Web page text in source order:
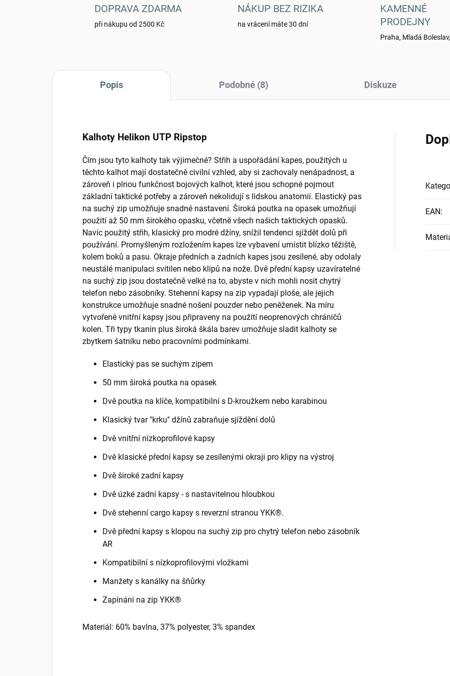
DOPRAVA ZDARMA
při nákupu od 2500 Kč
NÁKUP BEZ RIZIKA
na vrácení máte 30 dní
KAMENNÉ
PRODEJNY
Praha, Mladá
Popis Podobné (8) Diskuze
Kalhoty Helikon UTP Ripstop
Čím jsou tyto kalhoty tak výjimečné? Střih a uspořádání kapes, použitých u
těchto kalhot mají dostatečně civilní vzhled, aby si zachovaly nenápadnost, a
zároveň i plnou funkčnost bojových kalhot, které jsou schopné pojmout
základní taktické potřeby a zároveň nekolidují s lidskou anatomií. Elastický pas
na suchý zip umožňuje snadné nastavení. Široká poutka na opasek umožňují
použití až 50 mm širokého opasku, včetně všech našich taktických opasků.
Navíc použitý střih, klasický pro modré džíny, snížil tendenci sjíždět dolů při
používání. Promyšleným rozložením kapes lze vybavení umístit blízko těžiště,
kolem boků a pasu. Okraje předních a zadních kapes jsou zesílené, aby odolaly
neustálé manipulaci svítilen nebo klipů na nože. Dvě přední kapsy uzavíratelné
na suchý zip jsou dostatečně velké na to, abyste v nich mohli nosit chytrý
telefon nebo zásobníky. Stehenní kapsy na zip vypadají ploše, ale jejich
konstrukce umožňuje snadné nošení pouzder nebo peněženek. Na míru
vytvořené vnitřní kapsy jsou připraveny na použití neoprenových chráničů
kolen. Tři typy tkanin plus široká škála barev umožňuje sladit kalhoty se
zbytkem šatníku nebo pracovními podmínkami.
Elastický pas se suchým zipem
50 mm široká poutka na opasek
Dvě poutka na klíče, kompatibilní s D-kroužkem nebo karabinou
Klasický tvar "krku" džínů zabraňuje sjíždění dolů
Dvě vnitřní nízkoprofilové kapsy
Dvě klasické přední kapsy se zesílenými okraji pro klipy na výstroj
Dvě široké zadní kapsy
Dvě úzké zadní kapsy - s nastavitelnou hloubkou
Dvě stehenní cargo kapsy s reverzní stranou YKK®.
Dvě přední kapsy s klopou na suchý zip pro chytrý telefon nebo zásobník
AR
Kompatibilní s nízkoprofilovými vložkami
Manžety s kanálky na šňůrky
Zapínání na zip YKK®
Materiál: 60% bavlna, 37% polyester, 3% spandex
EAN: